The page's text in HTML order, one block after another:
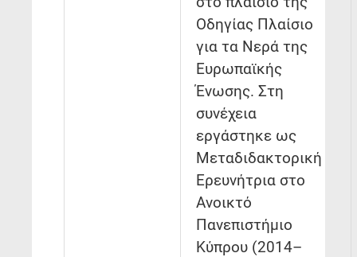
Οδηγίας Πλαίσιο
για τα Νερά της
Ευρωπαϊκής
Ένωσης. Στη
συνέχεια
εργάστηκε ως
Μεταδιδακτορική
Ερευνήτρια στο
Ανοικτό
Πανεπιστήμιο
Κύπρου (2014–